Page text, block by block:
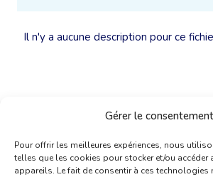
Gérer le consentement
Pour offrir les meilleures expériences, nous
telles que les cookies pour stocker et/ou accéder
appareils. Le fait de consentir à ces technologies
Il n'y a aucune description pour ce